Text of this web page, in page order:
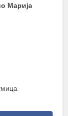
Марија